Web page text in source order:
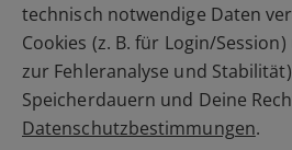
technisch notwendige Daten
Cookies (z. B. für Login/
zur Fehleranalyse und
Speicherdauern und Deine
Datenschutzbestimmungen.